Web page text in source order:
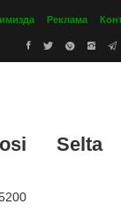
Реклама
Selta